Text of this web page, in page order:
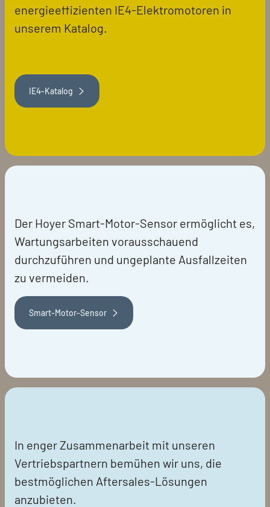
energieeffizienten IE4-Elektromotoren in
unserem Katalog.
IE4-Katalog
Der Hoyer Smart-Motor-Sensor ermöglicht es,
Wartungsarbeiten vorausschauend
durchzuführen und ungeplante Ausfallzeiten
zu vermeiden.
Smart-Motor-Sensor
In enger Zusammenarbeit mit unseren
Vertriebspartnern bemühen wir uns, die
bestmöglichen Aftersales-Lösungen
anzubieten.